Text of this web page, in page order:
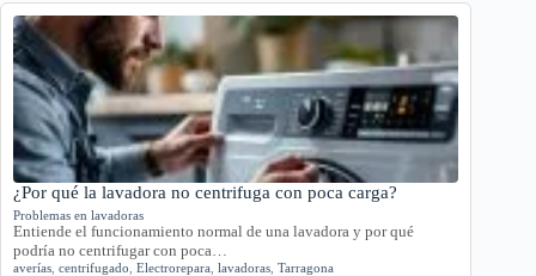
¿Por qué la lavadora no centrifuga con poca carga?
Problemas en lavadoras
Entiende el funcionamiento normal de una lavadora y por qué
podría no centrifugar con poca…
averías centrifugado Electrorepara lavadoras Tarragona